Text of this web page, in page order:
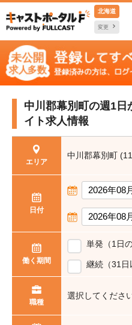
北海道
変更
中川郡幕別町の週1日
イト求人情報
エリア
中川郡幕別町
日付
働く期間
単発（1日の
継続（31日
職種
選択してくださ